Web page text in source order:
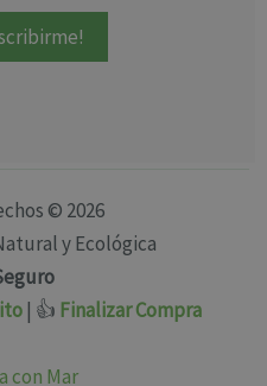
© 2026
y Ecológica
| 👍 Finalizar Compra
con Mar